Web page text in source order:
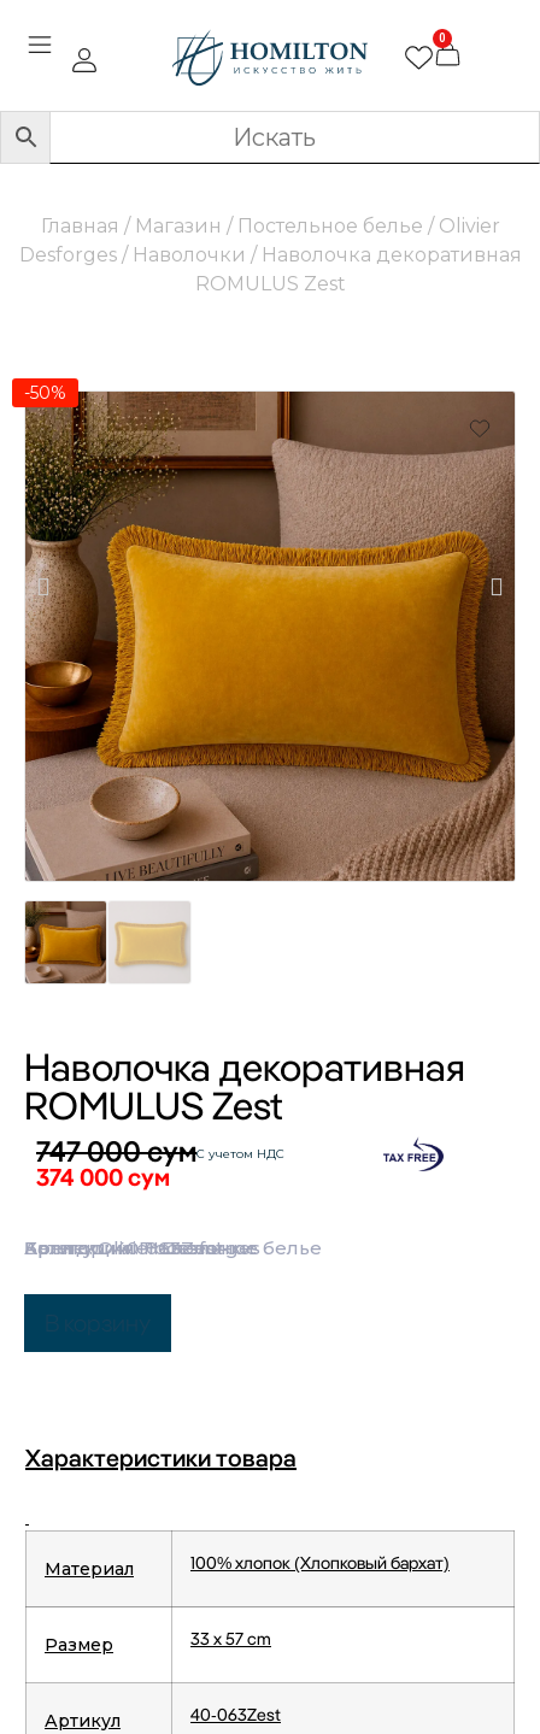
0
Главная / Магазин / Постельное белье / Olivier
Desforges/ Наволочки / Наволочка декоративная
ROMULUS Zest
-50%
Наволочка декоративная
ROMULUS Zest
747 000сум
374 000сум
С учетом НДС
Категории:Постельное белье
Бренд:Olivier Desforges
Коллекция:Наволочки
Артикул: 40-063Zest
Характеристики товара
Материал 100% хлопок (Хлопковый бархат)
Размер 33 х 57 cm
Артикул 40-063Zest